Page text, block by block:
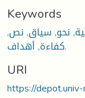
Keywords
نحو, سياق, نص,
كفاءة, أهداف.
URI
https://